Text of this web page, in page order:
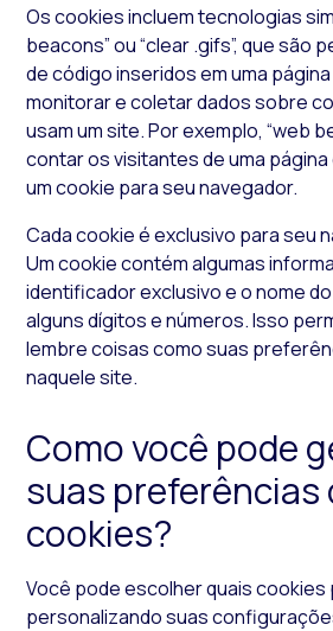
Oscookiesincluem tecnologias
beacons” ou “clear .gifs”, que são
de código inseridos em uma
monitorar e coletar dados sobre
usam um site. Por exemplo, “web
contar os visitantes de uma
umcookie para seu navegador.
Cadacookieé exclusivo para seu
Umcookiecontém algumas
identificador exclusivo e o nome
alguns dígitos e números. Isso
lembre coisas como suas
naquele site.
Como você pode
suas preferências
cookies?
Você pode escolher quaiscookies
personalizando suas